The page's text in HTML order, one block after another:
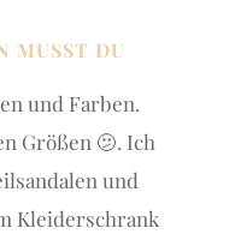
MUSST DU
und Farben.
Größen 🫤. Ich
und
Kleiderschrank